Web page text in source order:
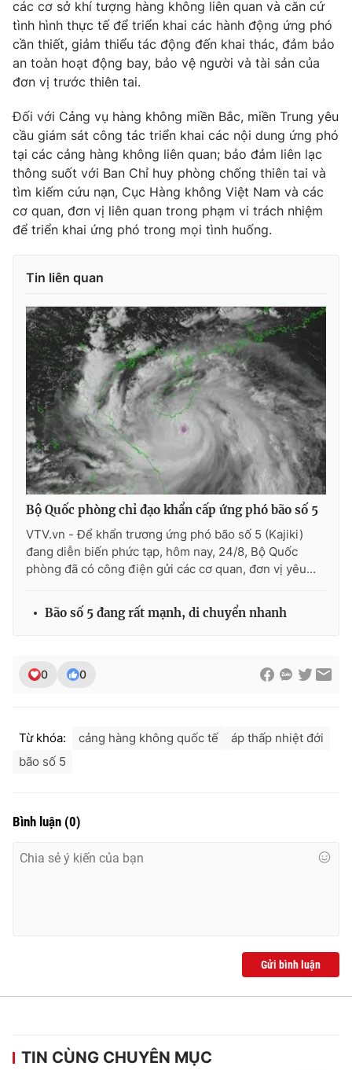
Ðiện thoại Thời báo VTV:024.66 897 897
Email:toasoan@vtv.vn
Liên hệ quảng cáo:024-7300.7108
® Cấm sao chép dưới mọi hình thức nếu không có sự chấp
thuận bằng văn bản. Ghi rõ nguồn VTV.vn khi phát hành lại
thông tin từ website này.
các cơ sở khí tượng hàng không liên quan và căn cứ
tình hình thực tế để triển khai các hành động ứng phó
cần thiết, giảm thiểu tác động đến khai thác, đảm bảo
an toàn hoạt động bay, bảo vệ người và tài sản của
đơn vị trước thiên tai.
Đối với Cảng vụ hàng không miền Bắc, miền Trung yêu
cầu giám sát công tác triển khai các nội dung ứng phó
tại các cảng hàng không liên quan; bảo đảm liên lạc
thông suốt với Ban Chỉ huy phòng chống thiên tai và
tìm kiếm cứu nạn, Cục Hàng không Việt Nam và các
cơ quan, đơn vị liên quan trong phạm vi trách nhiệm
để triển khai ứng phó trong mọi tình huống.
Tin liên quan
Bộ Quốc phòng chỉ đạo khẩn cấp ứng phó bão số 5
VTV.vn - Để khẩn trương ứng phó bão số 5 (Kajiki)
đang diễn biến phức tạp, hôm nay, 24/8, Bộ Quốc
phòng đã có công điện gửi các cơ quan, đơn vị yêu...
Bão số 5 đang rất mạnh, di chuyển nhanh
0 0
Từ khóa: cảng hàng không quốc tế
áp thấp nhiệt đới
bão số 5
Bình luận (0)
Gửi bình luận
TIN CÙNG CHUYÊN MỤC